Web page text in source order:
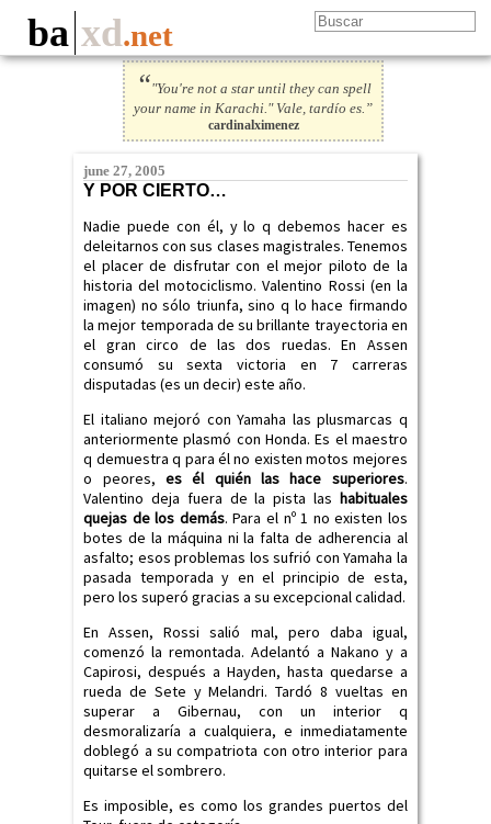
ba xd.net
“"You're not a star until they can spell
your name in Karachi." Vale, tardío es.”
cardinalximenez
june 27, 2005
Y POR CIERTO…
Nadie puede con él, y lo q debemos hacer es
deleitarnos con sus clases magistrales. Tenemos
el placer de disfrutar con el mejor piloto de la
historia del motociclismo. Valentino Rossi (en la
imagen) no sólo triunfa, sino q lo hace firmando
la mejor temporada de su brillante trayectoria en
el gran circo de las dos ruedas. En Assen
consumó su sexta victoria en 7 carreras
disputadas (es un decir) este año.
El italiano mejoró con Yamaha las plusmarcas q
anteriormente plasmó con Honda. Es el maestro
q demuestra q para él no existen motos mejores
o peores, es él quién las hace superiores.
Valentino deja fuera de la pista las habituales
quejas de los demás. Para el nº 1 no existen los
botes de la máquina ni la falta de adherencia al
asfalto; esos problemas los sufrió con Yamaha la
pasada temporada y en el principio de esta,
pero los superó gracias a su excepcional calidad.
En Assen, Rossi salió mal, pero daba igual,
comenzó la remontada. Adelantó a Nakano y a
Capirosi, después a Hayden, hasta quedarse a
rueda de Sete y Melandri. Tardó 8 vueltas en
superar a Gibernau, con un interior q
desmoralizaría a cualquiera, e inmediatamente
doblegó a su compatriota con otro interior para
quitarse el sombrero.
Es imposible, es como los grandes puertos del